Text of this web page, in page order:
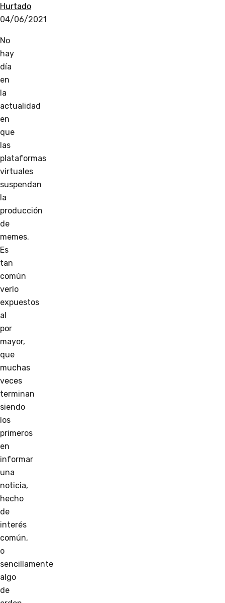
Hurtado
04/06/2021
No
hay
día
en
la
actualidad
en
que
las
plataformas
virtuales
suspendan
la
producción
de
memes.
Es
tan
común
verlo
expuestos
al
por
mayor,
que
muchas
veces
terminan
siendo
los
primeros
en
informar
una
noticia,
hecho
de
interés
común,
o
sencillamente
algo
de